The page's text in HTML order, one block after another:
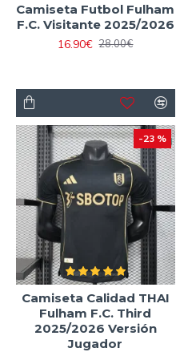
Camiseta Futbol Fulham
F.C. Visitante 2025/2026
16.90€ 28.00€
-23 %
Camiseta Calidad THAI
Fulham F.C. Third
2025/2026 Versión
Jugador